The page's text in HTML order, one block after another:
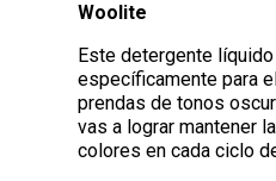
Woolite
Este detergente
específicamente para
prendas de tonos
vas a lograr mantener
colores en cada ciclo